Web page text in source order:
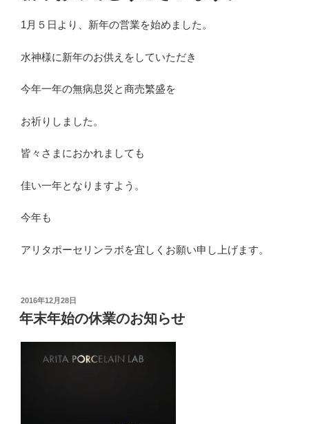
1月５日より、新年の営業を始めました。
水神様に新年のお供えをしていただき
今年一年の無病息災と商売繁盛を
お祈りしました。
皆々さまにおかれましても
佳い一年となりますよう。
今年も
アリタポーセリンラボを宜しくお願い申し上げます。
投
稿
日:
2016年12月28日
年末年始の休業のお知らせ